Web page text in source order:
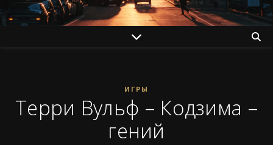
ИГРЫ
Терри Вульф – Кодзима –
гений